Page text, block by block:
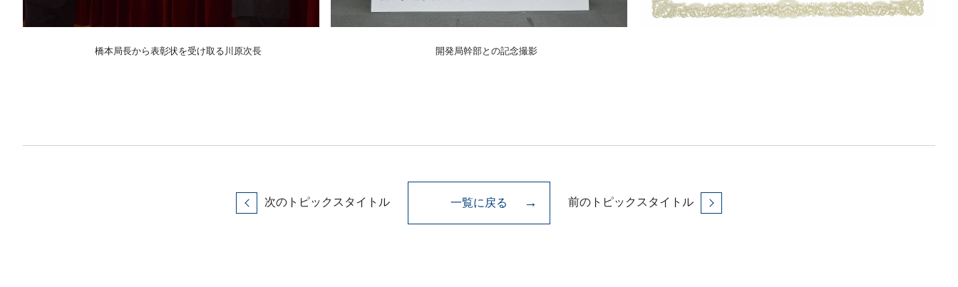
橋本局長から表彰状を受け取る川原次長 開発局幹部との記念撮影
次のトピックスタイトル 一覧に戻る 前のトピックスタイトル